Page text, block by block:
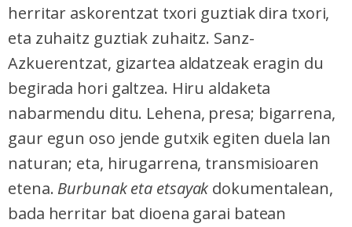
herritar askorentzat txori guztiak dira txori,
eta zuhaitz guztiak zuhaitz. Sanz-
Azkuerentzat, gizartea aldatzeak eragin du
begirada hori galtzea. Hiru aldaketa
nabarmendu ditu. Lehena, presa; bigarrena,
gaur egun oso jende gutxik egiten duela lan
naturan; eta, hirugarrena, transmisioaren
etena. Burbunak eta etsayak dokumentalean,
bada herritar bat dioena garai batean